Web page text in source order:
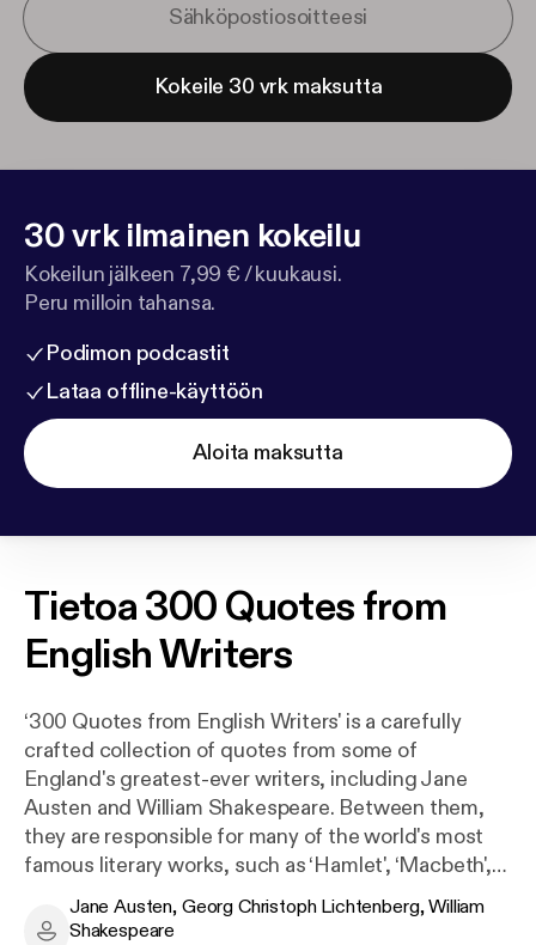
Kokeile 30 vrk maksutta
30 vrk ilmainen kokeilu
Kokeilun jälkeen 7,99 € / kuukausi.
Peru milloin tahansa.
Podimon podcastit
Lataa offline-käyttöön
Aloita maksutta
Tietoa300 Quotes from
English Writers
‘300 Quotes from English Writers' is a carefully
crafted collection of quotes from some of
England's greatest-ever writers, including Jane
Austen and William Shakespeare. Between them,
they are responsible for many of the world's most
famous literary works, such as ‘Hamlet', ‘Macbeth',
‘Sense and Sensibility', and ‘Pride and Prejudice'.
This compilation contains many famous quotes and
Jane Austen, Georg Christoph Lichtenberg, William
Jane Austen, Georg Christoph Lichtenberg, William
Shakespeare